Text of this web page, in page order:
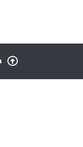
Seite drucken
Zurück nach